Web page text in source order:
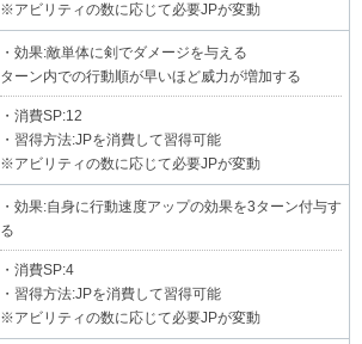
※アビリティの数に応じて必要JPが変動
・効果:敵単体に剣でダメージを与える
ターン内での行動順が早いほど威力が増加する
・消費SP:12
・習得方法:JPを消費して習得可能
※アビリティの数に応じて必要JPが変動
・効果:自身に行動速度アップの効果を3ターン付与す
る
・消費SP:4
・習得方法:JPを消費して習得可能
※アビリティの数に応じて必要JPが変動